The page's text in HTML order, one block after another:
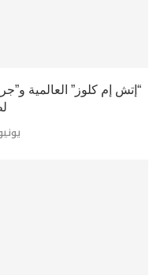
“إتش إم كلوز” العالمية
يونيو